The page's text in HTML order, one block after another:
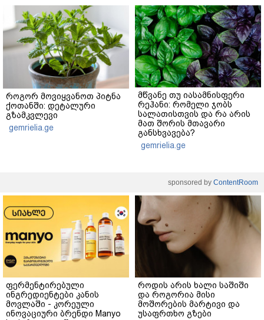
როგორ მოვიყვანოთ პიტნა
ქოთანში: დეტალური
გზამკვლევი
gemrielia.ge
მწვანე თუ იასამნისფერი
რეჰანი: რომელი ჯობს
სალათისთვის და რა არის
მათ შორის მთავარი
განსხვავება?
gemrielia.ge
sponsored by ContentRoom
ფერმენტირებული
ინგრედიენტები კანის
მოვლაში - კორეული
ინოვაციური ბრენდი Manyo
როდის არის ხალი საშიში
და როგორია მისი
მოშორების მარტივი და
უსაფრთხო გზები